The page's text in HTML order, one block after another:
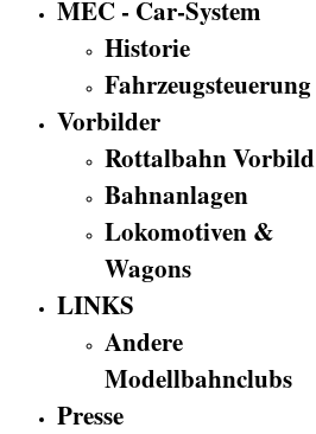
MEC - Car-System
Historie
Fahrzeugsteuerung
Vorbilder
Rottalbahn Vorbild
Bahnanlagen
Lokomotiven &
Wagons
LINKS
Andere
Modellbahnclubs
Presse